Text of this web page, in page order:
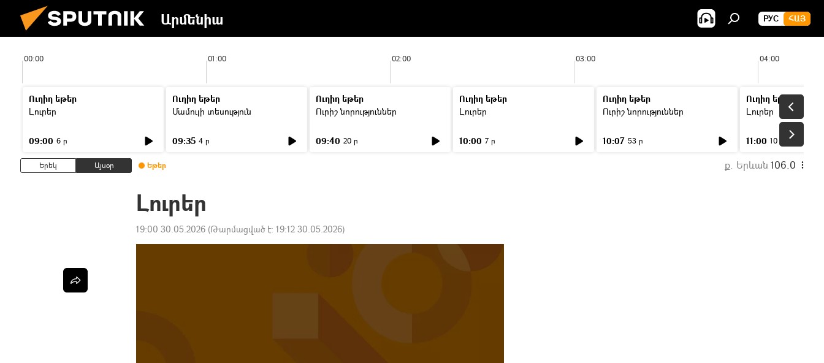
Արմենիա РУС ՀԱՅ
00:00 01:00 02:00 03:00 04:00
Ուղիղ եթեր
Լուրեր
09:00 6 ր
Ուղիղ եթեր
Մամուլի տեսություն
09:35 4 ր
Ուղիղ եթեր
Ուրիշ նորություններ
09:40 20 ր
Ուղիղ եթեր
Լուրեր
10:00 7 ր
Ուղիղ եթեր
Ուրիշ նորություններ
10:07 53 ր
Ուղիղ եթեր
Լուրեր
11:00 10 ր
Երեկ Այսօր Եթեր ք. Երևան 106.0
Լուրեր
19:00 30.05.2026 (Թարմացված է: 19:12 30.05.2026)